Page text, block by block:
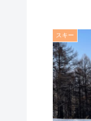
スキー